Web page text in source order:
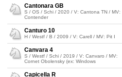
Cantonara GB
S / OS / Schi / 2020 / V: Cantona TN / MV:
Contender
Canturo 10
H / Westf / B / 2009 / V: Carell / MV: Pit I
Canvara 4
S / Westf / Schi / 2019 / V: Canvaro / MV:
Cornet Obolensky (ex: Windows
Capicella R